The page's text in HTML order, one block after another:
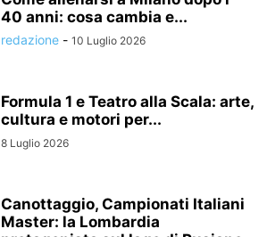
40 anni: cosa cambia e...
redazione - 10 Luglio 2026
Formula 1 e Teatro alla Scala: arte,
cultura e motori per...
8 Luglio 2026
Canottaggio, Campionati Italiani
Master: la Lombardia